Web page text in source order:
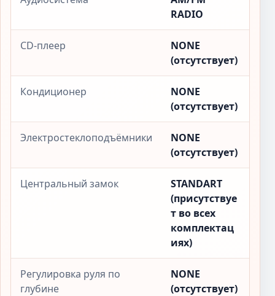
RADIO
CD-плеер
NONE
(отсутствует)
Кондиционер
NONE
(отсутствует)
Электростеклоподъёмники
NONE
(отсутствует)
Центральный замок
STANDART
(присутствуе
т во всех
комплектац
иях)
Регулировка руля по
глубине
NONE
(отсутствует)